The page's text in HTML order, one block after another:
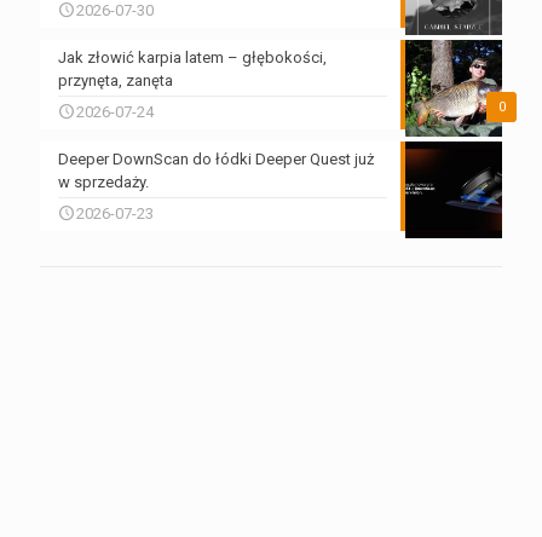
2026-07-30
0
Jak złowić karpia latem – głębokości,
przynęta, zanęta
2026-07-24
Deeper DownScan do łódki Deeper Quest już
w sprzedaży.
2026-07-23